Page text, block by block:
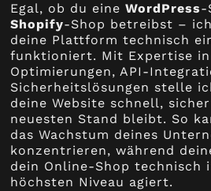
Egal, ob du eineWordPress-
Shopify-Shop betreibst –
deine Plattform technisch
funktioniert. Mit Expertise
Optimierungen, API-
Sicherheitslösungen stelle
deine Website schnell,
neuesten Stand bleibt. So
das Wachstum deines
konzentrieren, während
dein Online-Shop technisch
höchsten Niveau agiert.